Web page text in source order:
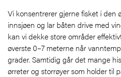
Vi konsentrerer gjerne fisket i den
innsjøen og lar båten drive med
kan vi dekke store områder
øverste 0–7 meterne når
grader. Samtidig går det mange
ørreter og storrøyer som holder til